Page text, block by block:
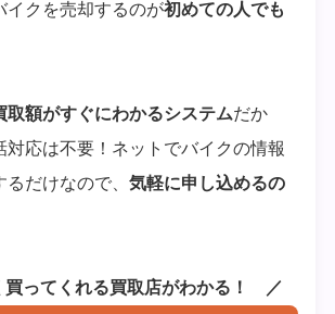
イクを売却するのが初めての人でも
取額がすぐにわかるシステムだか
対応は不要！ネットでバイクの情報
るだけなので、気軽に申し込めるの
ってくれる買取店がわかる！